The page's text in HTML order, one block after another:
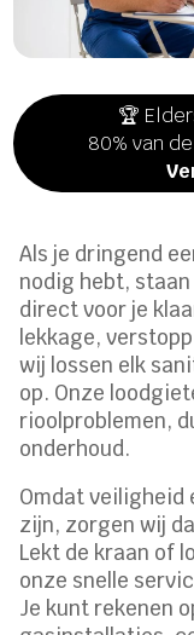
🏆
80% van
Als je dringend
nodig hebt,
direct voor je
lekkage,
wij lossen elk
op. Onze
rioolproblemen,
onderhoud.
Omdat veiligheid
zijn, zorgen wij
Lekt de kraan of
onze snelle
Je kunt rekenen